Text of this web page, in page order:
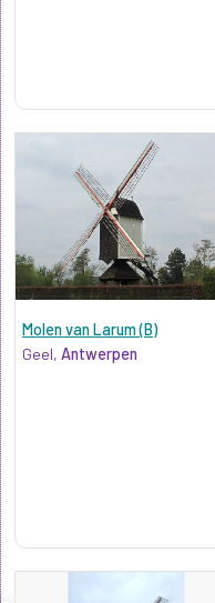
Molen van Larum (B)
Geel, Antwerpen